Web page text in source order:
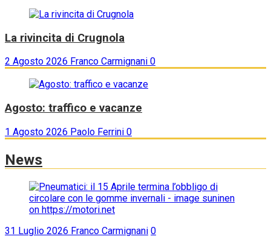
La rivincita di Crugnola
2 Agosto 2026 Franco Carmignani 0
Agosto: traffico e vacanze
1 Agosto 2026 Paolo Ferrini 0
News
31 Luglio 2026 Franco Carmignani 0